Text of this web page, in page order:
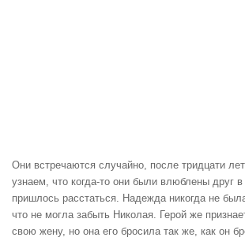
Они встречаются случайно, после тридцати
узнаем, что когда-то они были влюблены друг
пришлось расстаться. Надежда никогда не
что не могла забыть Николая. Герой же
свою жену, но она его бросила так же, как он